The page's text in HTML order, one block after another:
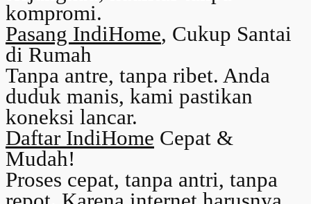
kompromi.
Pasang IndiHome, Cukup Santai
di Rumah
Tanpa antre, tanpa ribet. Anda
duduk manis, kami pastikan
koneksi lancar.
Daftar IndiHome Cepat &
Mudah!
Proses cepat, tanpa antri, tanpa